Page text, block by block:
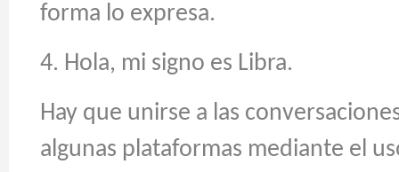
forma lo expresa.
4. Hola, mi signo es Libra.
Hay que unirse a las
algunas plataformas mediante el